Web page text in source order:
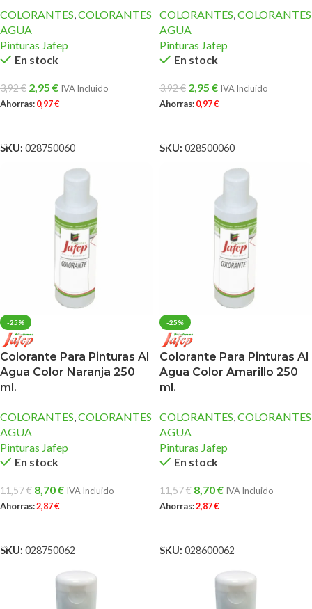
COLORANTES COLORANTES
AGUA
Pinturas Jafep
En stock
3,92€ 2,95 € IVA Incluido
Ahorras:0,97€
SKU: 028750060
COLORANTES COLORANTES
AGUA
Pinturas Jafep
En stock
3,92€ 2,95 € IVA Incluido
Ahorras:0,97€
SKU: 028500060
-25%
Colorante Para Pinturas Al
Agua Color Naranja 250
ml.
COLORANTES,COLORANTES
AGUA
Pinturas Jafep
En stock
11,57€ 8,70€ IVA Incluido
Ahorras:2,87€
SKU: 028750062
-25%
Colorante Para Pinturas Al
Agua Color Amarillo 250
ml.
COLORANTES,COLORANTES
AGUA
Pinturas Jafep
En stock
11,57€ 8,70€ IVA Incluido
Ahorras:2,87€
SKU: 028600062